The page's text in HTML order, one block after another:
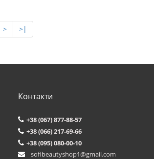
> >|
Контакти
+38 (067) 877-88-57
+38 (066) 217-69-66
+38 (095) 080-00-10
sofibeautyshop1@gmail.com